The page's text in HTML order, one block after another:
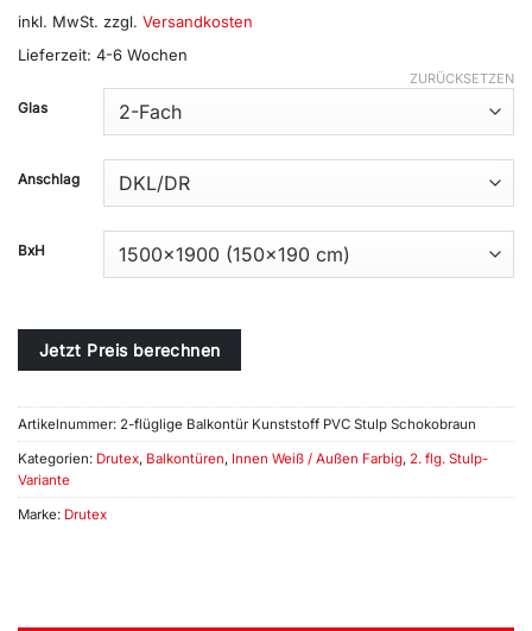
inkl. MwSt. zzgl. Versandkosten
Lieferzeit: 4-6 Wochen
Glas
Anschlag
BxH
ZURÜCKSETZEN
Jetzt Preis berechnen
Artikelnummer: 2-flüglige Balkontür Kunststoff PVC Stulp Schokobraun
Kategorien: Drutex, Balkontüren, Innen Weiß / Außen Farbig, 2. flg. Stulp-
Variante
Marke: Drutex